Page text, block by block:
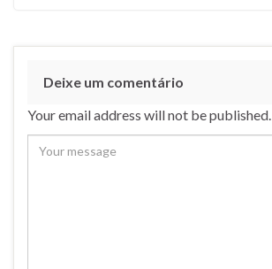
Deixe um comentário
Your email address will not be published.